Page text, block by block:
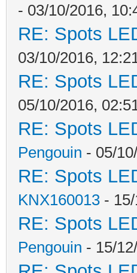
- 03/10/2016,
RE: Spots
03/10/2016,
RE: Spots
05/10/2016,
RE: Spots
Pengouin - 05/
RE: Spots
KNX160013 -
RE: Spots
Pengouin - 15/